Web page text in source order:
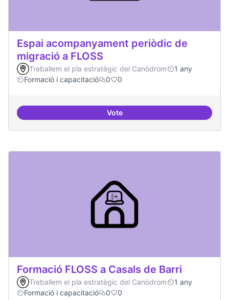
Espai acompanyament periòdic de
migració a FLOSS
Treballem el pla estratègic del Canòdrom
1 any
Formació i capacitació
0 0
VoteEspai acompanyament periòdic
Formació FLOSS a Casals de Barri
Treballem el pla estratègic del Canòdrom
1 any
Formació i capacitació
0 0